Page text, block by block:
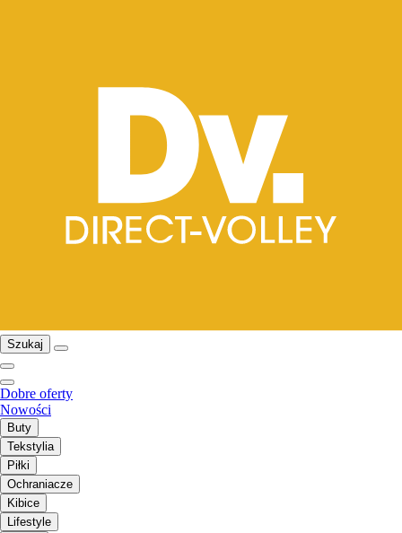
Szukaj
Dobre oferty
Nowości
Buty
Tekstylia
Piłki
Ochraniacze
Kibice
Lifestyle